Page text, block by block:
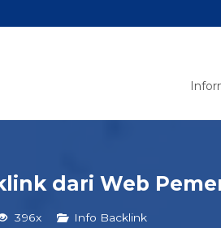
dari Web
396x Info Backlink